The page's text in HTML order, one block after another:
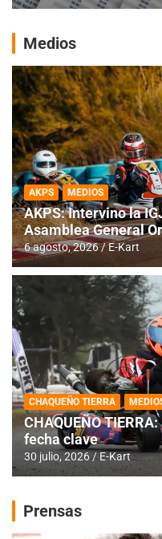
Medios
AKPS MEDIOS
AKPS: Intervino la
Asamblea General
6 agosto, 2026 E-Kart
CHAQUEÑO TIERRA
CHAQUEÑO
fecha clave
30 julio, 2026 E-Kart
Prensas